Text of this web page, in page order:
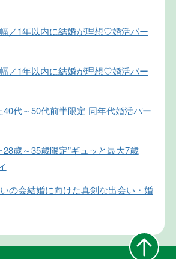
／1年以内に結婚が理想♡婚活パー
／1年以内に結婚が理想♡婚活パー
代～50代前半限定 同年代婚活パー
歳～35歳限定”ギュッと最大7歳
の会結婚に向けた真剣な出会い・婚